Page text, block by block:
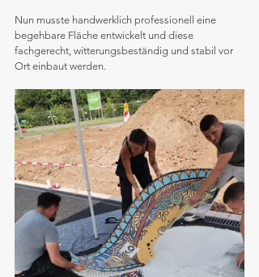
Nun musste handwerklich professionell eine
begehbare Fläche entwickelt und diese
fachgerecht, witterungsbeständig und stabil vor
Ort einbaut werden.